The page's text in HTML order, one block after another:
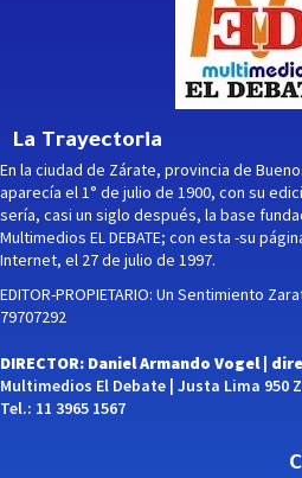
La Trayectoria
En la ciudad de Zárate, provincia de
aparecía el 1° de julio de 1900, con su
sería, casi un siglo después, la base
Multimedios EL DEBATE; con esta -su
Internet, el 27 de julio de 1997.
EDITOR-PROPIETARIO: Un Sentimiento
79707292
DIRECTOR: Daniel Armando Vogel |
Multimedios El Debate | Justa Lima 950
Tel.: 11 3965 1567